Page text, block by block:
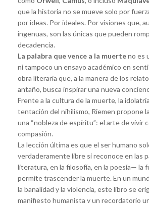
que la historia no se mueve solo por
por ideas. Por ideales. Por visiones que,
ingenuas, son las únicas que pueden
decadencia.
La palabra que vence a la muerteno es
ni tampoco un ensayo académico en
obra literaria que, a la manera de los
antaño, busca inspirar una nueva
Frente a la cultura de la muerte, la
tentación del nihilismo, Riemen propone
una “nobleza de espíritu”: el arte de vivir
compasión.
La lección última es que el ser humano
verdaderamente libre si reconoce en las
literatura, en la filosofía, en la poesía— la
permite trascender la muerte. En un
la banalidad y la violencia, este libro se
manifiesto humanista y un recordatorio